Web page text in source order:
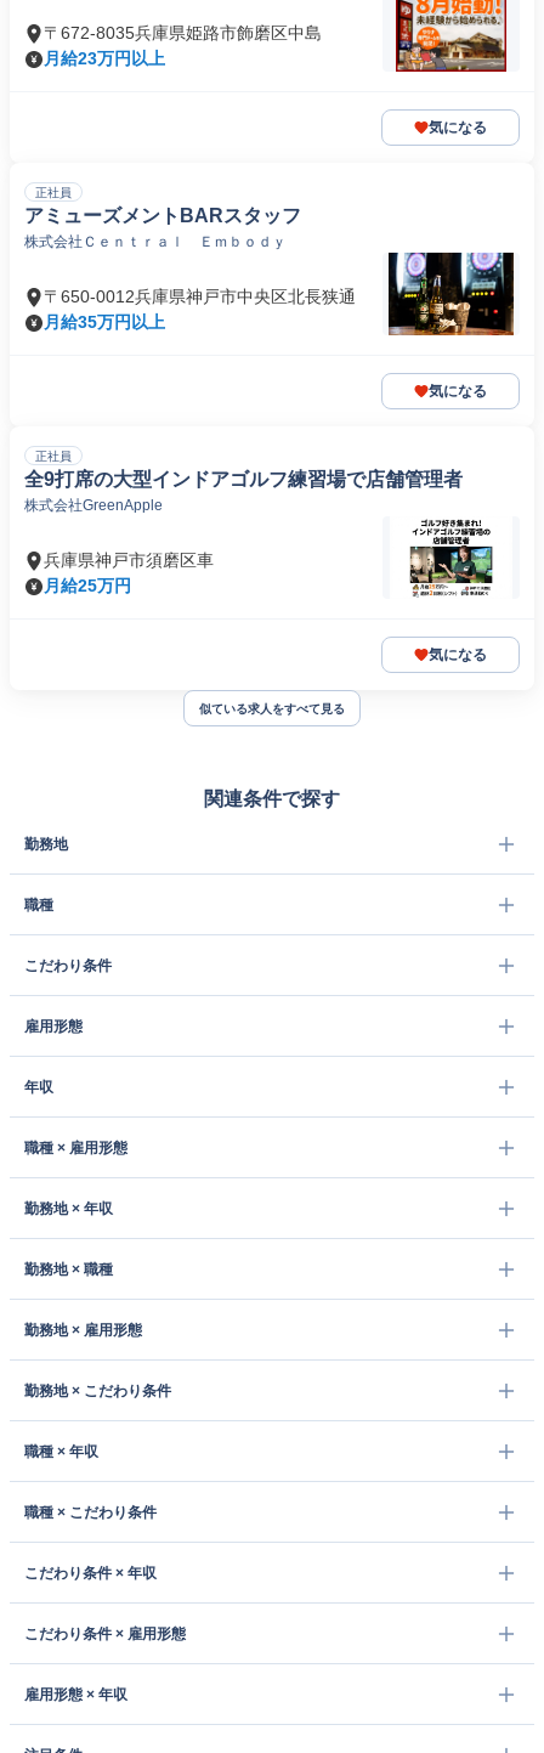
〒672-8035兵庫県姫路市飾磨区中島
月給23万円以上
気になる
正社員
アミューズメントBARスタッフ
株式会社Ｃｅｎｔｒａｌ Ｅｍｂｏｄｙ
〒650-0012兵庫県神戸市中央区北長狭通
月給35万円以上
気になる
正社員
全9打席の大型インドアゴルフ練習場で店舗管理者
株式会社GreenApple
兵庫県神戸市須磨区車
月給25万円
気になる
似ている求人をすべて見る
関連条件で探す
勤務地
職種
こだわり条件
雇用形態
年収
職種 × 雇用形態
勤務地 × 年収
勤務地 × 職種
勤務地 × 雇用形態
勤務地 × こだわり条件
職種 × 年収
職種 × こだわり条件
こだわり条件 × 年収
こだわり条件 × 雇用形態
雇用形態 × 年収